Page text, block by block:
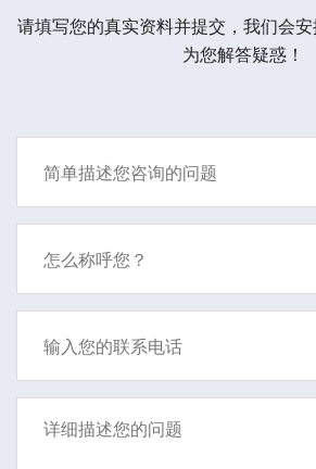
请填写您的真实资料并提交，我们会
为您解答疑惑！